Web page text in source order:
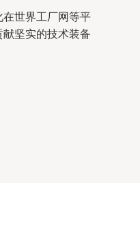
世界工厂网等平
坚实的技术装备